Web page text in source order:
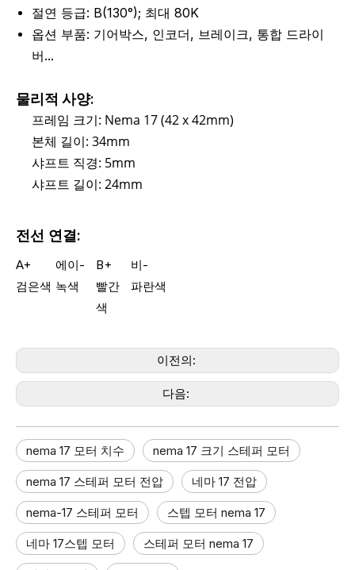
절연 등급: B(130°); 최대 80K
옵션 부품: 기어박스, 인코더, 브레이크, 통합 드라이
버...
물리적 사양:
프레임 크기: Nema 17 (42 x 42mm)
본체 길이: 34mm
샤프트 직경: 5mm
샤프트 길이: 24mm
전선 연결:
A+ 에이- B+
비-
검은색 녹색
빨간
색
파란색
이전의:
다음:
nema 17 모터 치수 nema 17 크기 스테퍼 모터​
nema 17 스테퍼 모터 전압 네마 17 전압​
nema-17 스테퍼 모터 스텝 모터 nema 17
네마 17스텝 모터 스테퍼 모터 nema 17​